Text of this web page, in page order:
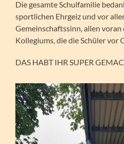
Die gesamte Schulfamilie
sportlichen Ehrgeiz und vor
Gemeinschaftssinn, allen
Kollegiums, die die Schüler vor
DAS HABT IHR SUPER